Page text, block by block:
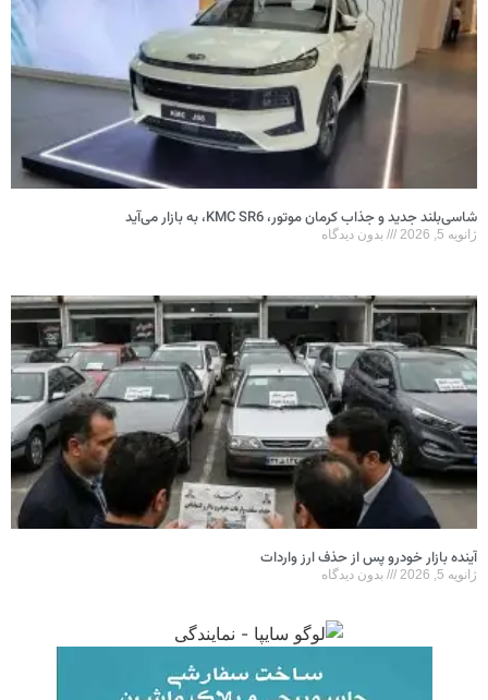
شاسی‌بلند جدید و جذاب کرمان موتور، KMC SR6، به بازار می‌آید
ژانویه 5, 2026 بدون دیدگاه
آینده بازار خودرو پس از حذف ارز واردات
ژانویه 5, 2026 بدون دیدگاه